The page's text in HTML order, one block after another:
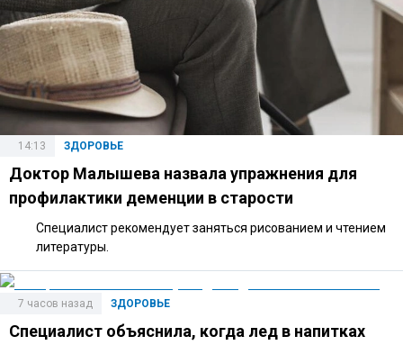
ЗДОРОВЬЕ
14:13
Доктор Малышева назвала упражнения для
профилактики деменции в старости
Специалист рекомендует заняться рисованием и чтением
литературы.
ЗДОРОВЬЕ
7 часов назад
Специалист объяснила, когда лед в напитках